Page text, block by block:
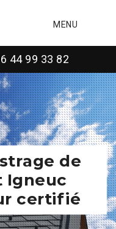
MENU
44 99 33 82
de
Igneuc
certifié